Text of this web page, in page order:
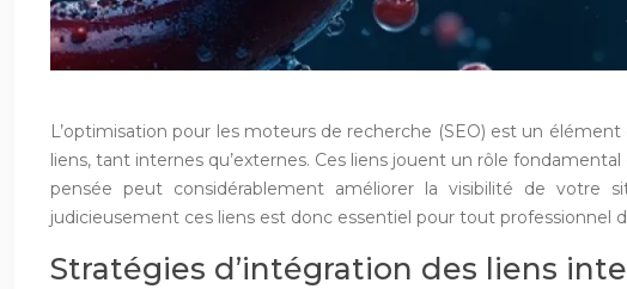
L’optimisation pour les moteurs de recherche (SEO) est un
liens, tant internes qu’externes. Ces liens jouent un rôle
pensée peut considérablement améliorer la visibilité de
judicieusement ces liens est donc essentiel pour tout professionnel
Stratégies d’intégration des liens